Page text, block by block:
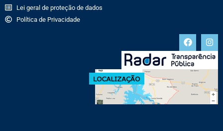
Lei geral de proteção de dados
Política de Privacidade